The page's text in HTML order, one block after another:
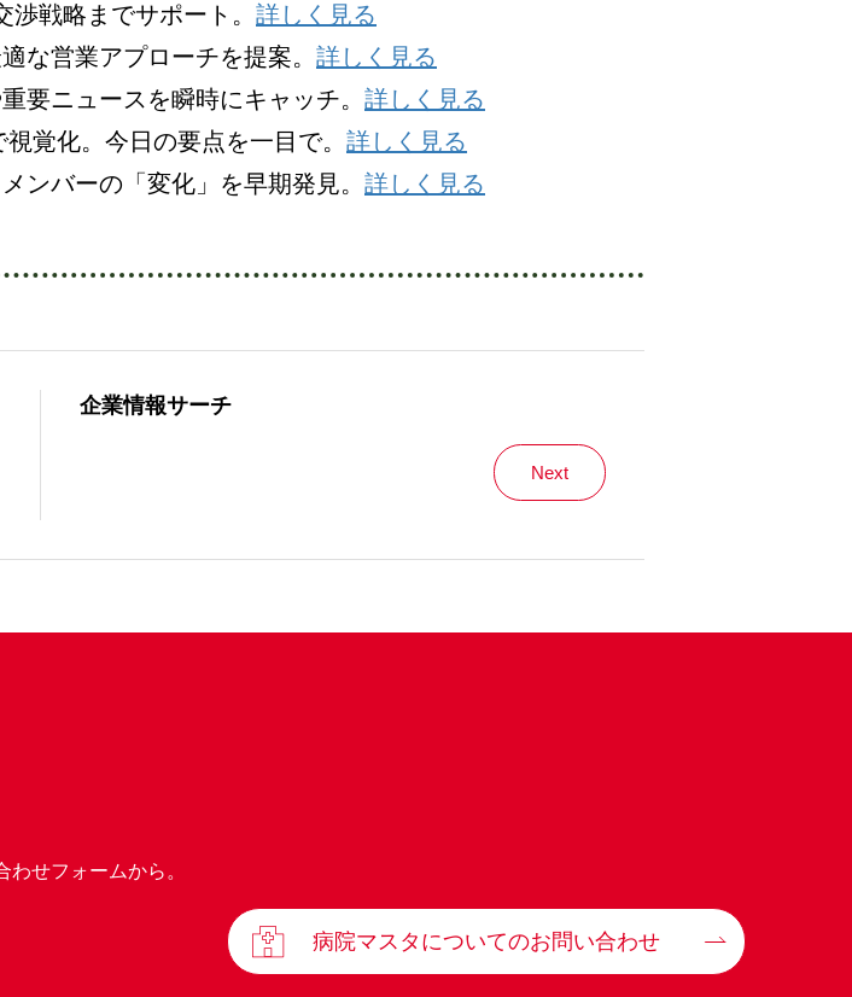
戦略までサポート。 詳しく見る
な営業アプローチを提案。 詳しく見る
要ニュースを瞬時にキャッチ。 詳しく見る
覚化。今日の要点を一目で。 詳しく見る
ンバーの「変化」を早期発見。 詳しく見る
企業情報サーチ
Next
せフォームから。
病院マスタについてのお問い合わせ